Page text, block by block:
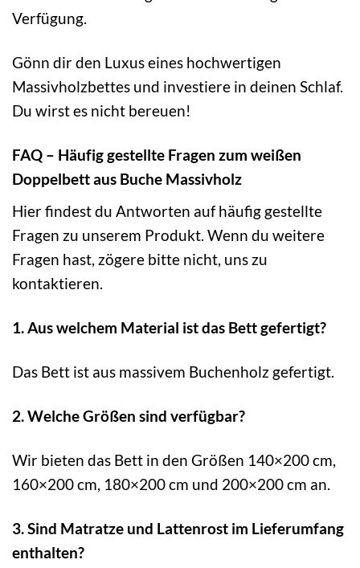
Verfügung.
Gönn dir den Luxus eines hochwertigen
Massivholzbettes und investiere in deinen Schlaf.
Du wirst es nicht bereuen!
FAQ – Häufig gestellte Fragen zum weißen
Doppelbett aus Buche Massivholz
Hier findest du Antworten auf häufig gestellte
Fragen zu unserem Produkt. Wenn du weitere
Fragen hast, zögere bitte nicht, uns zu
kontaktieren.
1. Aus welchem Material ist das Bett gefertigt?
Das Bett ist aus massivem Buchenholz gefertigt.
2. Welche Größen sind verfügbar?
Wir bieten das Bett in den Größen 140×200 cm,
160×200 cm, 180×200 cm und 200×200 cm an.
3. Sind Matratze und Lattenrost im Lieferumfang
enthalten?